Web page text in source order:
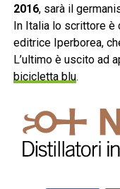
2016, sarà il
In Italia lo scrittore è
editrice Iperborea,
L’ultimo è uscito ad
bicicletta blu.